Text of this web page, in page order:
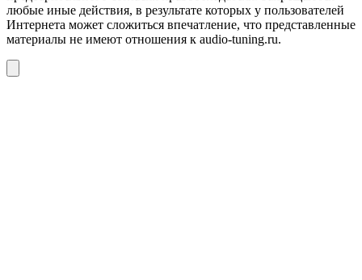
любые иные действия, в результате которых у пользователей
Интернета может сложиться впечатление, что представленные
материалы не имеют отношения к audio-tuning.ru.